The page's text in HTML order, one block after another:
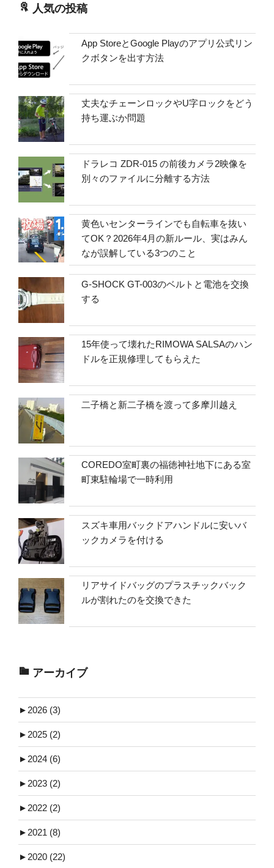
人気の投稿
App StoreとGoogle Playのアプリ公式リン
クボタンを出す方法
丈夫なチェーンロックやU字ロックをどう
持ち運ぶか問題
ドラレコ ZDR-015 の前後カメラ2映像を
別々のファイルに分離する方法
黄色いセンターラインでも自転車を抜い
てOK？2026年4月の新ルール、実はみん
なが誤解している3つのこと
G-SHOCK GT-003のベルトと電池を交換
する
15年使って壊れたRIMOWA SALSAのハン
ドルを正規修理してもらえた
二子橋と新二子橋を渡って多摩川越え
COREDO室町裏の福徳神社地下にある室
町東駐輪場で一時利用
スズキ車用バックドアハンドルに安いバ
ックカメラを付ける
リアサイドバッグのプラスチックバック
ルが割れたのを交換できた
アーカイブ
► 2026 (3)
► 2025 (2)
► 2024 (6)
► 2023 (2)
► 2022 (2)
► 2021 (8)
► 2020 (22)